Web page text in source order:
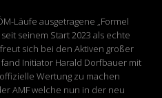
Läufe ausgetragene „Formel
seinem Start 2023 als echte
sich bei den Aktiven großer
Initiator Harald Dorfbauer mit
Wertung zu machen
AMF welche nun in der neu